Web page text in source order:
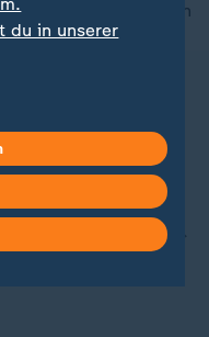
nach oben
du in unserer